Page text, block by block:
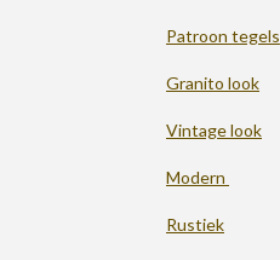
Patroon tegels
Granito look
Vintage look
Modern
Rustiek